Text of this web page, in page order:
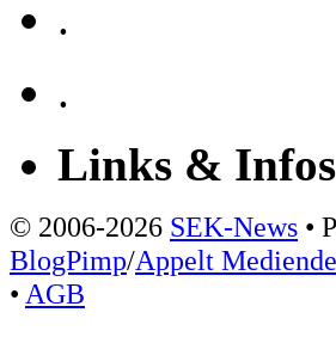
.
.
Links & Infos
© 2006-2026 SEK-News •
BlogPimp/Appelt
• AGB